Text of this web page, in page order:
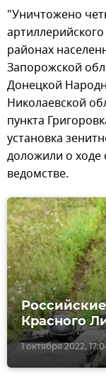
"Уничтожено
районах
Запорожской
Донецкой
Николаевской
пункта
установка
доложили о
ведомстве.
1 октября 2022,
Красного